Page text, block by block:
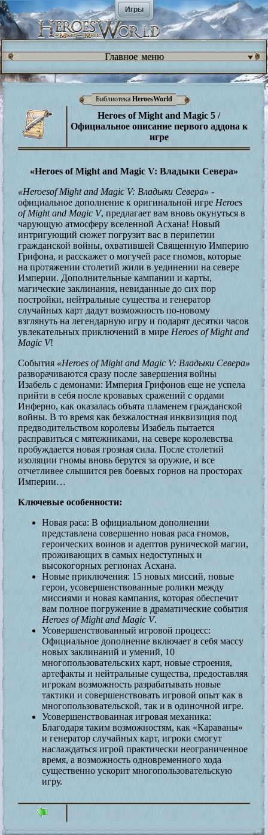
Игры
Главное меню
Библиотека HeroesWorld
Heroes of Might and Magic 5 /
Официальное описание первого аддона к
игре
«Heroes of Might and Magic V: Владыки Севера»
«HeroesofMightand Magic V: Владыки Севера» -
официальное дополнение к оригинальной игре Heroes
ofMightand Magic V, предлагает вам вновь окунуться в
чарующую атмосферу вселенной Асхана! Новый
интригующий сюжет погрузит вас в перипетии
гражданской войны, охватившей Священную Империю
Грифона, и расскажет о могучей расе гномов, которые
на протяжении столетий жили в уединении на севере
Империи. Дополнительные кампании и карты,
магические заклинания, невиданные до сих пор
постройки, нейтральные существа и генератор
случайных карт дадут возможность по-новому
взглянуть на легендарную игру и подарят десятки часов
увлекательных приключений в мире Heroes of Might and
Magic V!
События «Heroes of Might and Magic V: Владыки Севера»
разворачиваются сразу после завершения войны
Изабель с демонами: Империя Грифонов еще не успела
прийти в себя после кровавых сражений с ордами
Инферно, как оказалась объята пламенем гражданской
войны. В то время как безжалостная инквизиция под
предводительством королевы Изабель пытается
расправиться с мятежниками, на севере королевства
пробуждается новая грозная сила. После столетий
изоляции гномы вновь берутся за оружие, и все
отчетливее слышится рев боевых горнов на просторах
Империи…
Ключевые особенности:
Новая раса: В официальном дополнении
представлена совершенно новая раса гномов,
героических воинов и адептов рунической магии,
проживающих в самых недоступных и
высокогорных регионах Асхана.
Новые приключения: 15 новых миссий, новые
герои, усовершенствованные ролики между
миссиями и новая кампания, которая обеспечит
вам полное погружение в драматические события
Heroes of Might and Magic V.
Усовершенствованный игровой процесс:
Официальное дополнение включает в себя массу
новых заклинаний и умений, 10
многопользовательских карт, новые строения,
артефакты и нейтральные существа, предоставляя
игрокам возможность разрабатывать новые
тактики и совершенствовать игровой опыт как в
многопользовательской, так и в одиночной игре.
Усовершенствованная игровая механика:
Благодаря таким возможностям, как «Караваны»
и генератор случайных карт, игроки смогут
наслаждаться игрой практически неограниченное
время, а возможность одновременного хода
существенно ускорит многопользовательскую
игру.